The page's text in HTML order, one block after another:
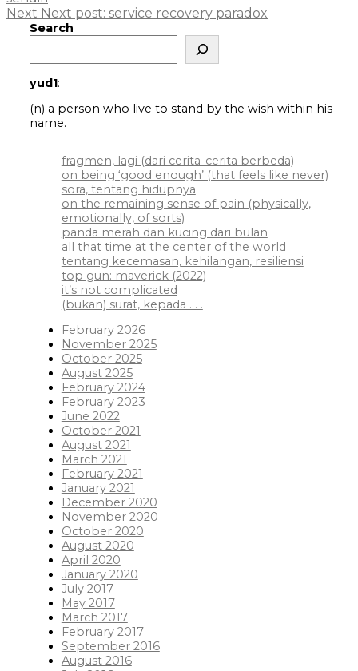
Next Next post: service recovery paradox
Search
yud1:
(n) a person who live to stand by the wish within his
name.
fragmen, lagi (dari cerita-cerita berbeda)
on being ‘good enough’ (that feels like never)
sora, tentang hidupnya
on the remaining sense of pain (physically,
emotionally, of sorts)
panda merah dan kucing dari bulan
all that time at the center of the world
tentang kecemasan, kehilangan, resiliensi
top gun: maverick (2022)
it’s not complicated
(bukan) surat, kepada . . .
February 2026
November 2025
October 2025
August 2025
February 2024
February 2023
June 2022
October 2021
August 2021
March 2021
February 2021
January 2021
December 2020
November 2020
October 2020
August 2020
April 2020
January 2020
July 2017
May 2017
March 2017
February 2017
September 2016
August 2016